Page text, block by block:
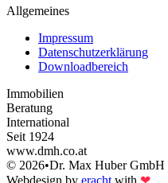
Allgemeines
Impressum
Datenschutzerklärung
Downloadbereich
Immobilien
Beratung
International
Seit 1924
www.dmh.co.at
© 2026•Dr. Max Huber GmbH
Webdesign by eracht with ❤